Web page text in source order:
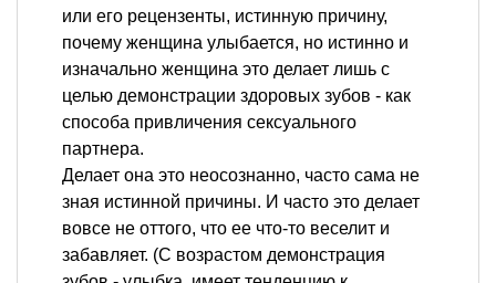
или его рецензенты, истинную причину,
почему женщина улыбается, но истинно и
изначально женщина это делает лишь с
целью демонстрации здоровых зубов - как
способа привличения сексуального
партнера.
Делает она это неосознанно, часто сама не
зная истинной причины. И часто это делает
вовсе не оттого, что ее что-то веселит и
забавляет. (С возрастом демонстрация